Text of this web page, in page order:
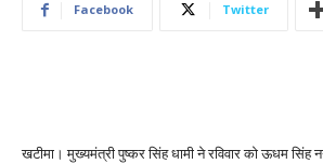
Facebook Twitter
खटीमा। मुख्यमंत्री पुष्कर सिंह धामी ने रविवार को ऊधम